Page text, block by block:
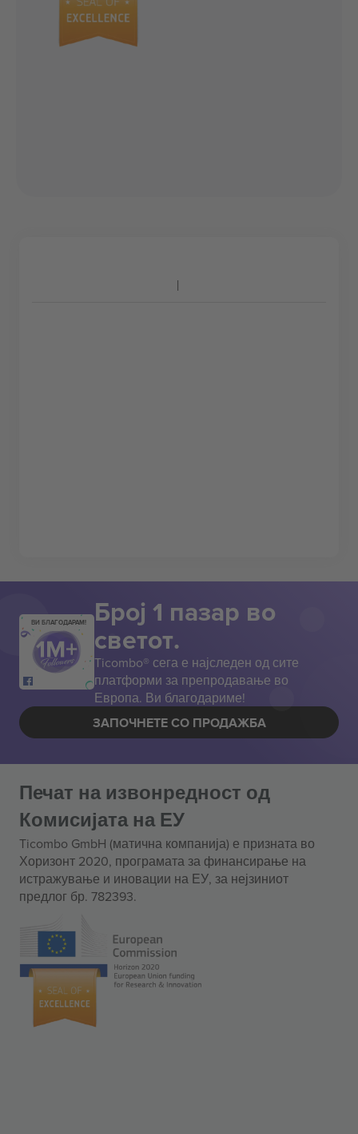
ВИ БЛАГОДАРАМ! Број 1 пазар во
светот.
Ticombo® сега е најследен од сите
платформи за препродавање во
Европа. Ви благодариме!
ЗАПОЧНЕТЕ СО ПРОДАЖБА
Печат на извонредност од
Комисијата на ЕУ
Ticombo GmbH (матична компанија) е призната во
Хоризонт 2020, програмата за финансирање на
истражување и иновации на ЕУ, за нејзиниот
предлог бр. 782393.